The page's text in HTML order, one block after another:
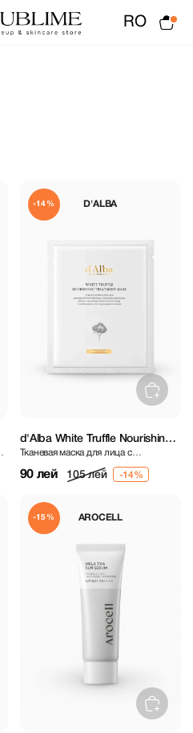
RO
D'ALBA
-14%
d'Alba White Truffle Nourishing
Treatment Mask
Тканевая маска для лица с
экстрактом белого трюфеля
90 лей 105 лей
AROCELL
-15%